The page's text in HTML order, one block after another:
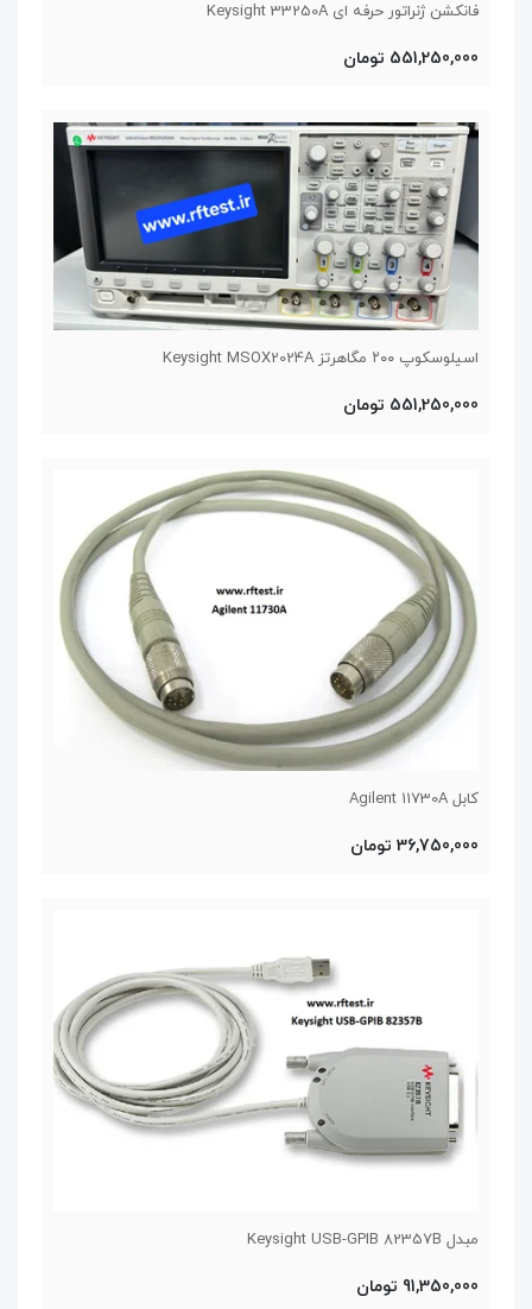
فانکشن ژنراتور حرفه ای Keysight 33250A
551,250,000 تومان
اسیلوسکوپ ۲۰۰ مگاهرتز Keysight MSOX2024A
551,250,000 تومان
کابل Agilent 11730A
36,750,000 تومان
مبدل Keysight USB-GPIB 82357B
91,350,000 تومان